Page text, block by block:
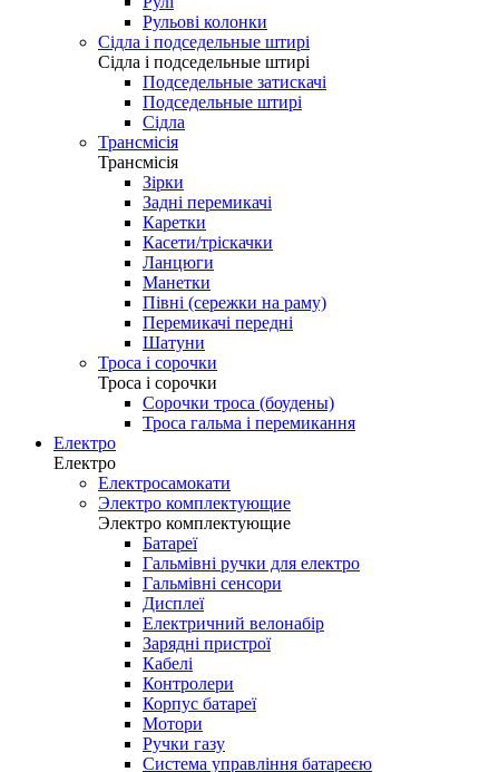
Рульові колонки
Сідла і подседельные штирі
Сідла і подседельные штирі
Подседельные затискачі
Подседельные штирі
Сідла
Трансмісія
Трансмісія
Зірки
Задні перемикачі
Каретки
Касети/тріскачки
Ланцюги
Манетки
Півні (сережки на раму)
Перемикачі передні
Шатуни
Троса і сорочки
Троса і сорочки
Сорочки троса (боудены)
Троса гальма і перемикання
Електро
Електро
Електросамокати
Электро комплектующие
Электро комплектующие
Батареї
Гальмівні ручки для електро
Гальмівні сенсори
Дисплеї
Електричний велонабір
Зарядні пристрої
Кабелі
Контролери
Корпус батареї
Мотори
Ручки газу
Система управління батареєю